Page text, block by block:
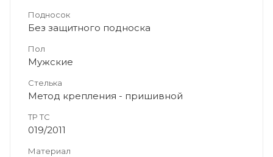
Подносок
Без защитного подноска
Пол
Мужские
Стелька
Метод крепления - пришивной
ТР ТС
019/2011
Материал